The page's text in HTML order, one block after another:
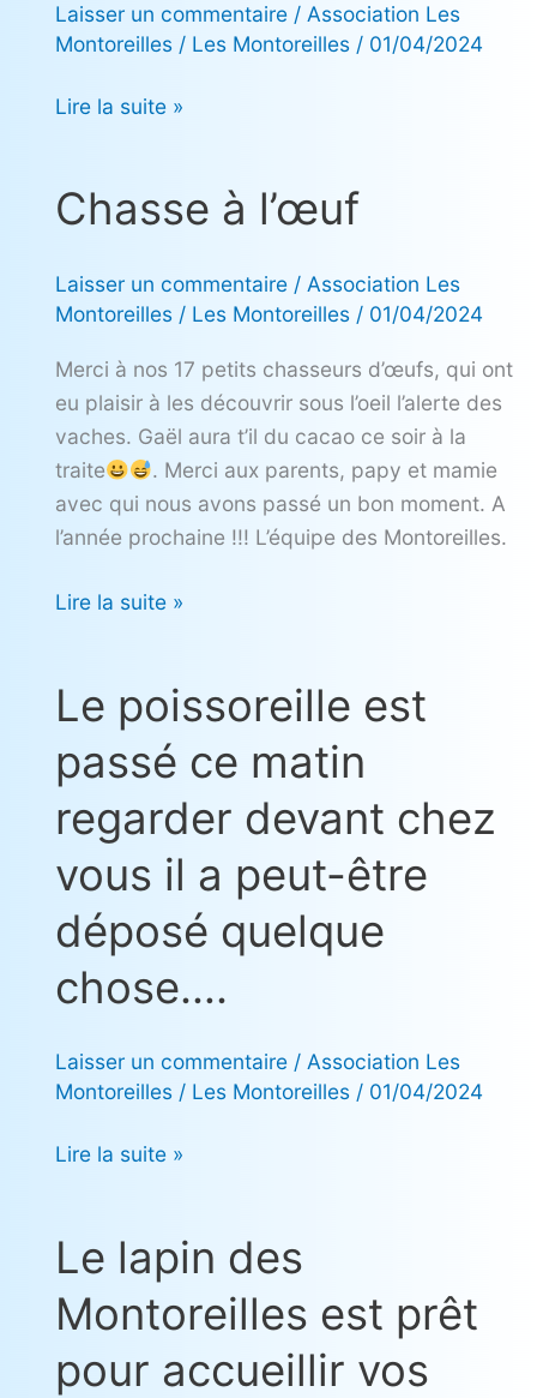
Laisser un commentaire / Association Les
Montoreilles/ Les Montoreilles / 01/04/2024
Lire la suite »
Chasse à l’œuf
Laisser un commentaire / Association Les
Montoreilles/ Les Montoreilles / 01/04/2024
Merci à nos 17 petits chasseurs d’œufs, qui ont
eu plaisir à les découvrir sous l’oeil l’alerte des
vaches. Gaël aura t’il du cacao ce soir à la
traite
. Merci aux parents, papy et mamie
avec qui nous avons passé un bon moment. A
l’année prochaine !!! L’équipe des Montoreilles.
Chasse
à
Lire la suite »
Le poissoreille est
passé ce matin
regarder devant chez
vous il a peut-être
déposé quelque
chose….
Laisser un commentaire / Association Les
Montoreilles/ Les Montoreilles / 01/04/2024
Le
poissoreille
est
passé
ce
matin
regarder
devant
vous
a
peut-
déposé
Lire la suite »
Le lapin des
Montoreilles est prêt
pour accueillir vos
Le
lapin
des
est